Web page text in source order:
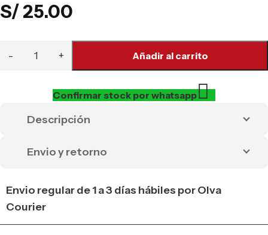
S/25.00
Añadir al carrito
Confirmar stock por whatsapp
Descripción
Envio y retorno
Envio regular de 1 a 3 días hábiles por Olva
Courier